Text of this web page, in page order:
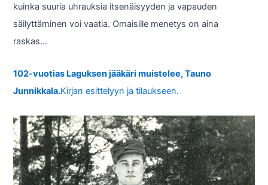
kuinka suuria uhrauksia itsenäisyyden ja vapauden
säilyttäminen voi vaatia. Omaisille menetys on aina
raskas…
102-vuotias Laguksen jääkäri muistelee, Tauno
Junnikkala.Kirjan esittelyyn ja tilaukseen.